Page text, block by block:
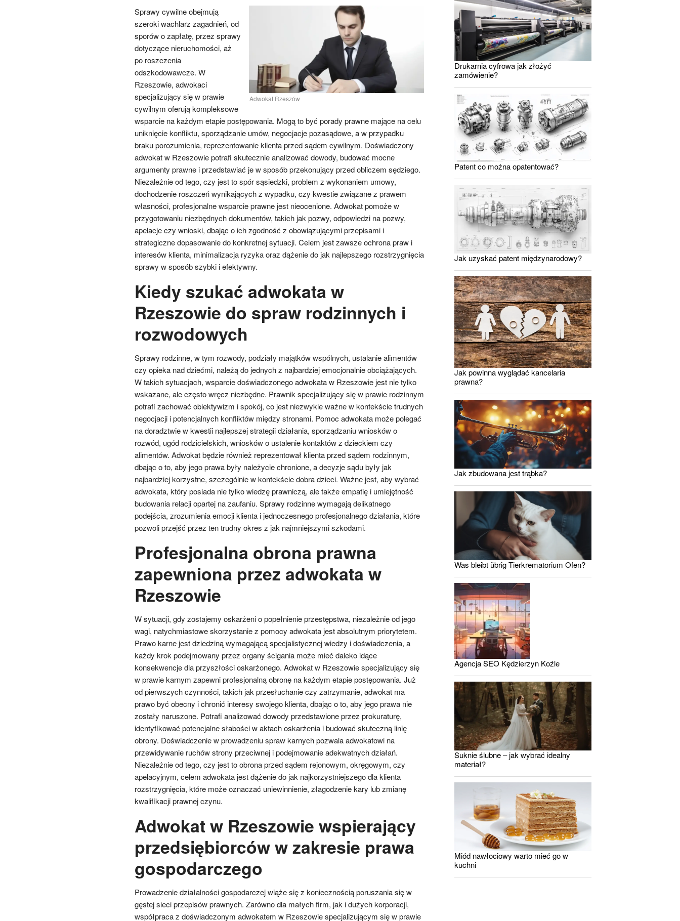
Adwokat Rzeszów
Sprawy cywilne obejmują
szeroki wachlarz zagadnień, od
sporów o zapłatę, przez sprawy
dotyczące nieruchomości, aż
po roszczenia
odszkodowawcze. W
Rzeszowie, adwokaci
specjalizujący się w prawie
cywilnym oferują kompleksowe
wsparcie na każdym etapie postępowania. Mogą to być porady prawne mające na celu
uniknięcie konfliktu, sporządzanie umów, negocjacje pozasądowe, a w przypadku
braku porozumienia, reprezentowanie klienta przed sądem cywilnym. Doświadczony
adwokat w Rzeszowie potrafi skutecznie analizować dowody, budować mocne
argumenty prawne i przedstawiać je w sposób przekonujący przed obliczem sędziego.
Niezależnie od tego, czy jest to spór sąsiedzki, problem z wykonaniem umowy,
dochodzenie roszczeń wynikających z wypadku, czy kwestie związane z prawem
własności, profesjonalne wsparcie prawne jest nieocenione. Adwokat pomoże w
przygotowaniu niezbędnych dokumentów, takich jak pozwy, odpowiedzi na pozwy,
apelacje czy wnioski, dbając o ich zgodność z obowiązującymi przepisami i
strategiczne dopasowanie do konkretnej sytuacji. Celem jest zawsze ochrona praw i
interesów klienta, minimalizacja ryzyka oraz dążenie do jak najlepszego rozstrzygnięcia
sprawy w sposób szybki i efektywny.
Kiedy szukać adwokata w
Rzeszowie do spraw rodzinnych i
rozwodowych
Sprawy rodzinne, w tym rozwody, podziały majątków wspólnych, ustalanie alimentów
czy opieka nad dziećmi, należą do jednych z najbardziej emocjonalnie obciążających.
W takich sytuacjach, wsparcie doświadczonego adwokata w Rzeszowie jest nie tylko
wskazane, ale często wręcz niezbędne. Prawnik specjalizujący się w prawie rodzinnym
potrafi zachować obiektywizm i spokój, co jest niezwykle ważne w kontekście trudnych
negocjacji i potencjalnych konfliktów między stronami. Pomoc adwokata może polegać
na doradztwie w kwestii najlepszej strategii działania, sporządzaniu wniosków o
rozwód, ugód rodzicielskich, wniosków o ustalenie kontaktów z dzieckiem czy
alimentów. Adwokat będzie również reprezentował klienta przed sądem rodzinnym,
dbając o to, aby jego prawa były należycie chronione, a decyzje sądu były jak
najbardziej korzystne, szczególnie w kontekście dobra dzieci. Ważne jest, aby wybrać
adwokata, który posiada nie tylko wiedzę prawniczą, ale także empatię i umiejętność
budowania relacji opartej na zaufaniu. Sprawy rodzinne wymagają delikatnego
podejścia, zrozumienia emocji klienta i jednoczesnego profesjonalnego działania, które
pozwoli przejść przez ten trudny okres z jak najmniejszymi szkodami.
Profesjonalna obrona prawna
zapewniona przez adwokata w
Rzeszowie
W sytuacji, gdy zostajemy oskarżeni o popełnienie przestępstwa, niezależnie od jego
wagi, natychmiastowe skorzystanie z pomocy adwokata jest absolutnym priorytetem.
Prawo karne jest dziedziną wymagającą specjalistycznej wiedzy i doświadczenia, a
każdy krok podejmowany przez organy ścigania może mieć daleko idące
konsekwencje dla przyszłości oskarżonego. Adwokat w Rzeszowie specjalizujący się
w prawie karnym zapewni profesjonalną obronę na każdym etapie postępowania. Już
od pierwszych czynności, takich jak przesłuchanie czy zatrzymanie, adwokat ma
prawo być obecny i chronić interesy swojego klienta, dbając o to, aby jego prawa nie
zostały naruszone. Potrafi analizować dowody przedstawione przez prokuraturę,
identyfikować potencjalne słabości w aktach oskarżenia i budować skuteczną linię
obrony. Doświadczenie w prowadzeniu spraw karnych pozwala adwokatowi na
przewidywanie ruchów strony przeciwnej i podejmowanie adekwatnych działań.
Niezależnie od tego, czy jest to obrona przed sądem rejonowym, okręgowym, czy
apelacyjnym, celem adwokata jest dążenie do jak najkorzystniejszego dla klienta
rozstrzygnięcia, które może oznaczać uniewinnienie, złagodzenie kary lub zmianę
kwalifikacji prawnej czynu.
Adwokat w Rzeszowie wspierający
przedsiębiorców w zakresie prawa
gospodarczego
Prowadzenie działalności gospodarczej wiąże się z koniecznością poruszania się w
gęstej sieci przepisów prawnych. Zarówno dla małych firm, jak i dużych korporacji,
współpraca z doświadczonym adwokatem w Rzeszowie specjalizującym się w prawie
Drukarnia cyfrowa jak złożyć
zamówienie?
Patent co można opatentować?
Jak uzyskać patent międzynarodowy?
Jak powinna wyglądać kancelaria
prawna?
Jak zbudowana jest trąbka?
Was bleibt übrig Tierkrematorium Ofen?
Agencja SEO Kędzierzyn Koźle
Suknie ślubne – jak wybrać idealny
materiał?
Miód nawłociowy warto mieć go w
kuchni